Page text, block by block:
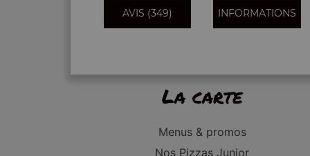
AVIS (349) INFORMATIONS
La carte
Menus & promos
Nos Pizzas Junior